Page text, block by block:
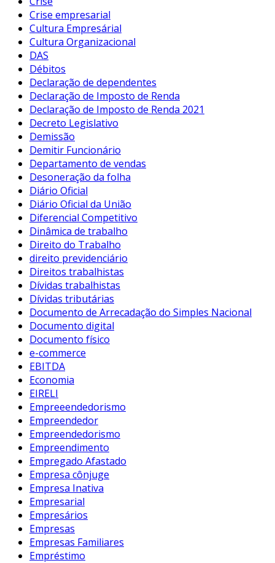
Crise empresarial
Cultura Empresárial
Cultura Organizacional
DAS
Débitos
Declaração de dependentes
Declaração de Imposto de Renda
Declaração de Imposto de Renda 2021
Decreto Legislativo
Demissão
Demitir Funcionário
Departamento de vendas
Desoneração da folha
Diário Oficial
Diário Oficial da União
Diferencial Competitivo
Dinâmica de trabalho
Direito do Trabalho
direito previdenciário
Direitos trabalhistas
Dívidas trabalhistas
Dívidas tributárias
Documento de Arrecadação do Simples Nacional
Documento digital
Documento físico
e-commerce
EBITDA
Economia
EIRELI
Empreeendedorismo
Empreendedor
Empreendedorismo
Empreendimento
Empregado Afastado
Empresa cônjuge
Empresa Inativa
Empresarial
Empresários
Empresas
Empresas Familiares
Empréstimo